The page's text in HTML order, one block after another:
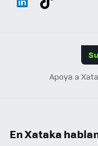
Apoya a
En Xataka